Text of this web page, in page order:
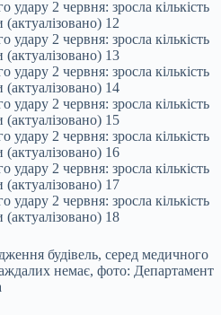
будівель, серед медичного
немає, фото: Департамент